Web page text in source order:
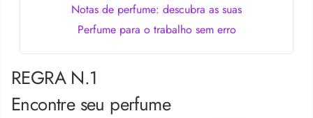
Notas de perfume: descubra as suas
Perfume para o trabalho sem erro
REGRA N.1
Encontre seu perfume